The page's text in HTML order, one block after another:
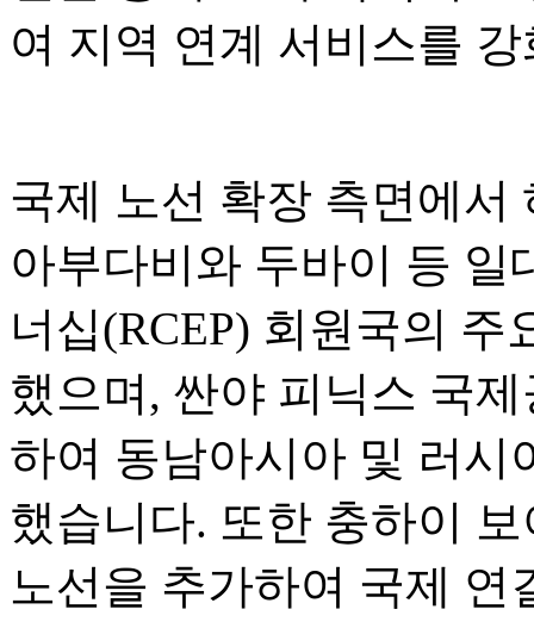
여 지역 연계 서비스를
국제 노선 확장 측면에서
아부다비와 두바이 등
너십(RCEP) 회원국의
했으며, 싼야 피닉스 국
하여 동남아시아 및 러시
했습니다. 또한 충하이
노선을 추가하여 국제